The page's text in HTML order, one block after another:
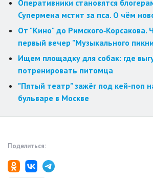
Оперативники становятся
Супермена мстит за пса. О чём
От "Кино" до Римского‑Корсакова.
первый вечер "Музыкального
Ищем площадку для собак: где
потренировать питомца
"Пятый театр" зажёг под кей-поп
бульваре в Москве
Поделиться: